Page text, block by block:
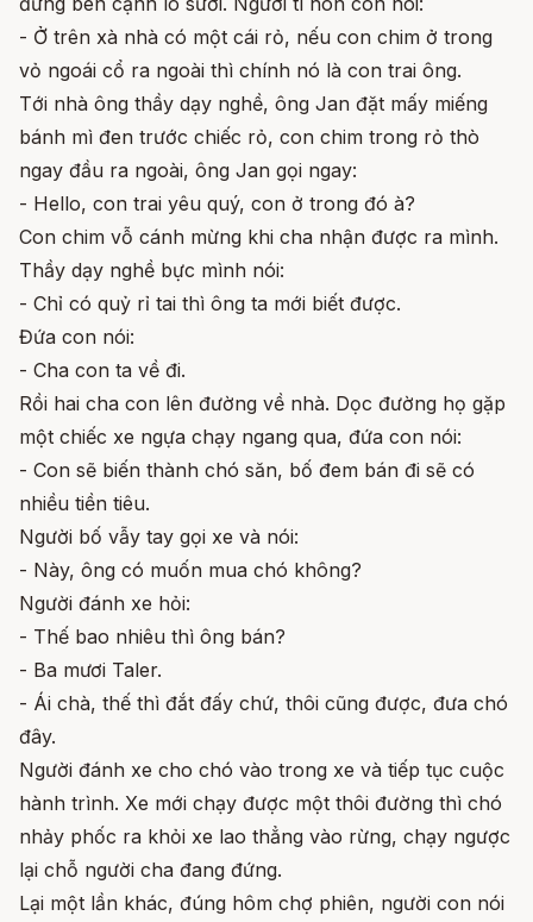
- Ở trên xà nhà có một cái rỏ, nếu con chim ở trong
vỏ ngoái cổ ra ngoài thì chính nó là con trai ông.
Tới nhà ông thầy dạy nghề, ông Jan đặt mấy miếng
bánh mì đen trước chiếc rỏ, con chim trong rỏ thò
ngay đầu ra ngoài, ông Jan gọi ngay:
- Hello, con trai yêu quý, con ở trong đó à?
Con chim vỗ cánh mừng khi cha nhận được ra mình.
Thầy dạy nghề bực mình nói:
- Chỉ có quỷ rỉ tai thì ông ta mới biết được.
Đứa con nói:
- Cha con ta về đi.
Rồi hai cha con lên đường về nhà. Dọc đường họ gặp
một chiếc xe ngựa chạy ngang qua, đứa con nói:
- Con sẽ biến thành chó săn, bố đem bán đi sẽ có
nhiều tiền tiêu.
Người bố vẫy tay gọi xe và nói:
- Này, ông có muốn mua chó không?
Người đánh xe hỏi:
- Thế bao nhiêu thì ông bán?
- Ba mươi Taler.
- Ái chà, thế thì đắt đấy chứ, thôi cũng được, đưa chó
đây.
Người đánh xe cho chó vào trong xe và tiếp tục cuộc
hành trình. Xe mới chạy được một thôi đường thì chó
nhảy phốc ra khỏi xe lao thẳng vào rừng, chạy ngược
lại chỗ người cha đang đứng.
Lại một lần khác, đúng hôm chợ phiên, người con nói